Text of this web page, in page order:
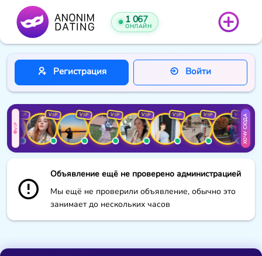
1 067
ОНЛАЙН
Регистрация Войти
VIP
VIP VIP VIP VIP VIP VIP VIP VIPХОЧУ СЮДА
Объявление ещё не проверено администрацией
Мы ещё не проверили объявление, обычно это
занимает до нескольких часов